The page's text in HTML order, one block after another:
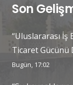
Son
“Uluslararası İş
Ticaret Gücünü
Bugün, 17:02